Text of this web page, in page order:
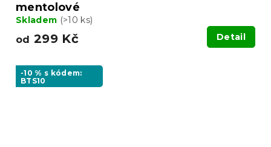
mentolové
Skladem (>10 ks)
od 299 Kč Detail
-10 % s kódem:
BTS10